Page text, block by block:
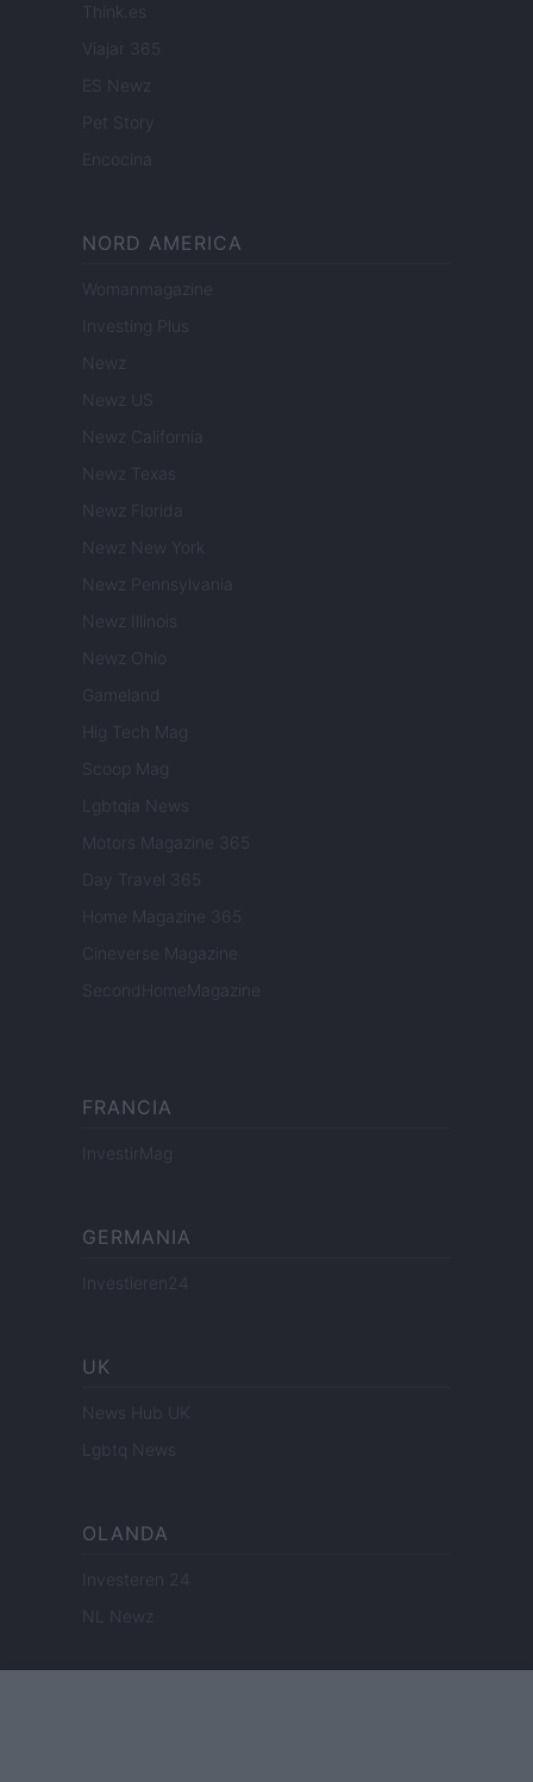
Think.es
Viajar 365
ES Newz
Encocina
NORD AMERICA
Womanmagazine
Investing Plus
Newz
Newz US
Newz California
Newz Texas
Newz Florida
Newz New York
Newz Pennsylvania
Newz Illinois
Newz Ohio
Gameland
Hig Tech Mag
Scoop Mag
Lgbtqia News
Motors Magazine 365
Day Travel 365
Home Magazine 365
Cineverse Magazine
SecondHomeMagazine
FRANCIA
InvestirMag
GERMANIA
Investieren24
UK
News Hub UK
Lgbtq News
OLANDA
Investeren 24
NL Newz